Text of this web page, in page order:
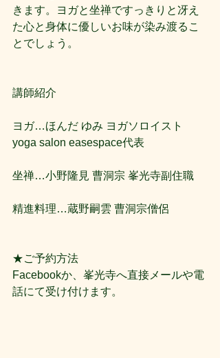
きます。ヨガと坐禅ですっきりと冴え
た心と身体に優しいお味が染み渡るこ
とでしょう。
講師紹介
ヨガ…ほんだ ゆみ ヨガソロイスト
yoga salon easespace代表
坐禅…小野隆見 曹洞宗 峯光寺副住職
精進料理…蔵野嗣雲 曹洞宗僧侶
★ご予約方法
Facebookか、峯光寺へ直接メールや電
話にて受け付けます。